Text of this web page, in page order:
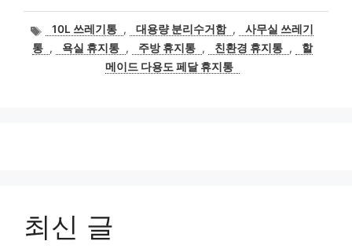
태10L 쓰레기통 , 대용량 분리수거함 ,
사무실 쓰레기
통 , 욕실 휴지통 , 주방 휴지통 , 친환경 휴지통 ,
할
메이드 다용도 페달 휴지통
최신 글